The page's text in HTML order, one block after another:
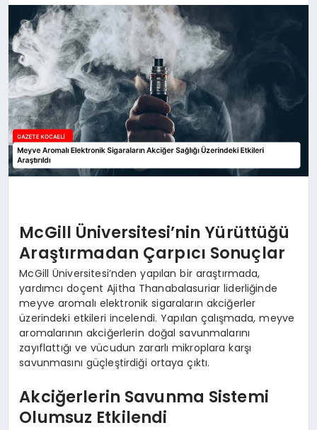
DÜNYA
SAĞLIK
EĞITIM
McGill Üniversitesi’nin Yürüttüğü
Araştırmadan Çarpıcı Sonuçlar
McGill Üniversitesi’nden yapılan bir araştırmada,
yardımcı doçent Ajitha Thanabalasuriar liderliğinde
meyve aromalı elektronik sigaraların akciğerler
üzerindeki etkileri incelendi. Yapılan çalışmada, meyve
aromalarının akciğerlerin doğal savunmalarını
zayıflattığı ve vücudun zararlı mikroplara karşı
savunmasını güçleştirdiği ortaya çıktı.
Akciğerlerin Savunma Sistemi
Olumsuz Etkilendi